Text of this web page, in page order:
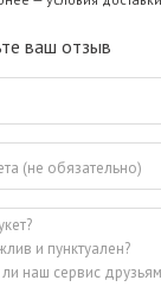
ваш отзыв